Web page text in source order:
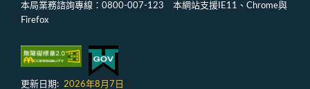
本局業務諮詢專線：0800-007-123 本網站支援IE11、Chrome與
Firefox
更新日期: 2026年8月7日